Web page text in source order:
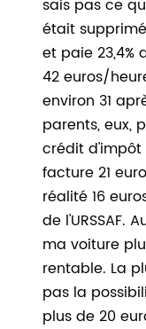
sais pas ce
était
et paie 23,4%
42 euros/
environ 31
parents, eux,
crédit d'impôt
facture 21
réalité 16
de l'URSSAF.
ma voiture
rentable. La
pas la
plus de 20